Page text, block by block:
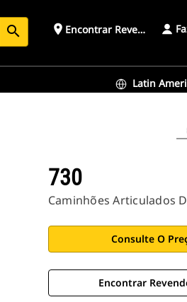
search place Encontrar Revendedor
Latin
730
Caminhões Articulados
Consulte O
Encontrar